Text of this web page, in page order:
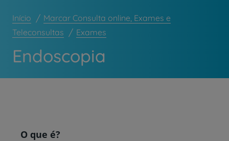
My CUF
Clientes e acompanhantes
CUF Academic Center
Início
Marcar Consulta online, Exames e
Teleconsultas
Exames
Endoscopia
O que é?